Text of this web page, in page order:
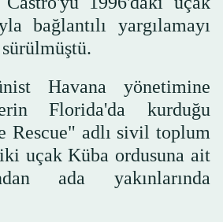
bağlantılı yargılamayı
Havana yönetimine
Florida'da kurduğu
Rescue" adlı sivil toplum
uçak Küba ordusuna ait
ada yakınlarında